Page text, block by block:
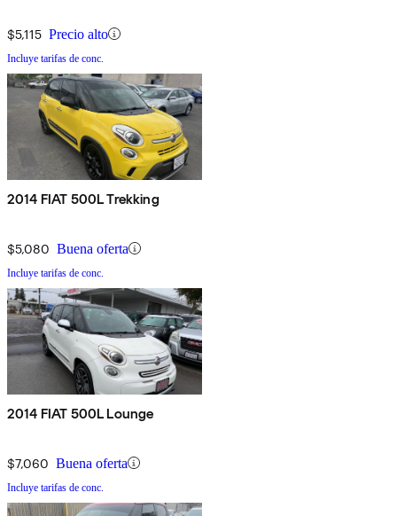
$5,115 Precio alto
Incluye tarifas de conc.
2014 FIAT 500L Trekking
$5,080 Buena oferta
Incluye tarifas de conc.
2014 FIAT 500L Lounge
$7,060 Buena oferta
Incluye tarifas de conc.